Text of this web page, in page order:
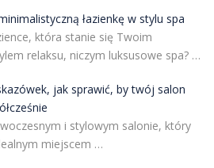
łazienkę w stylu spa
która stanie się Twoim
relaksu, niczym luksusowe spa? …
jak sprawić, by twój salon
i stylowym salonie, który
miejscem …